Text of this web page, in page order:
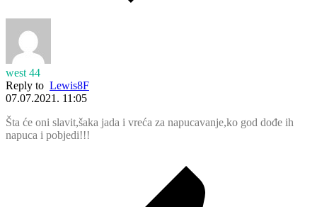
west 44
Reply to Lewis8F
07.07.2021. 11:05
Šta će oni slavit,šaka jada i vreća za napucavanje,ko god dođe ih
napuca i pobjedi!!!